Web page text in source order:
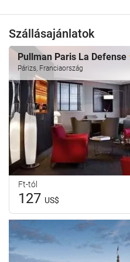
Szállásajánlatok
Pullman Paris La Defense
Párizs, Franciaország
Ft-tól
127 US$